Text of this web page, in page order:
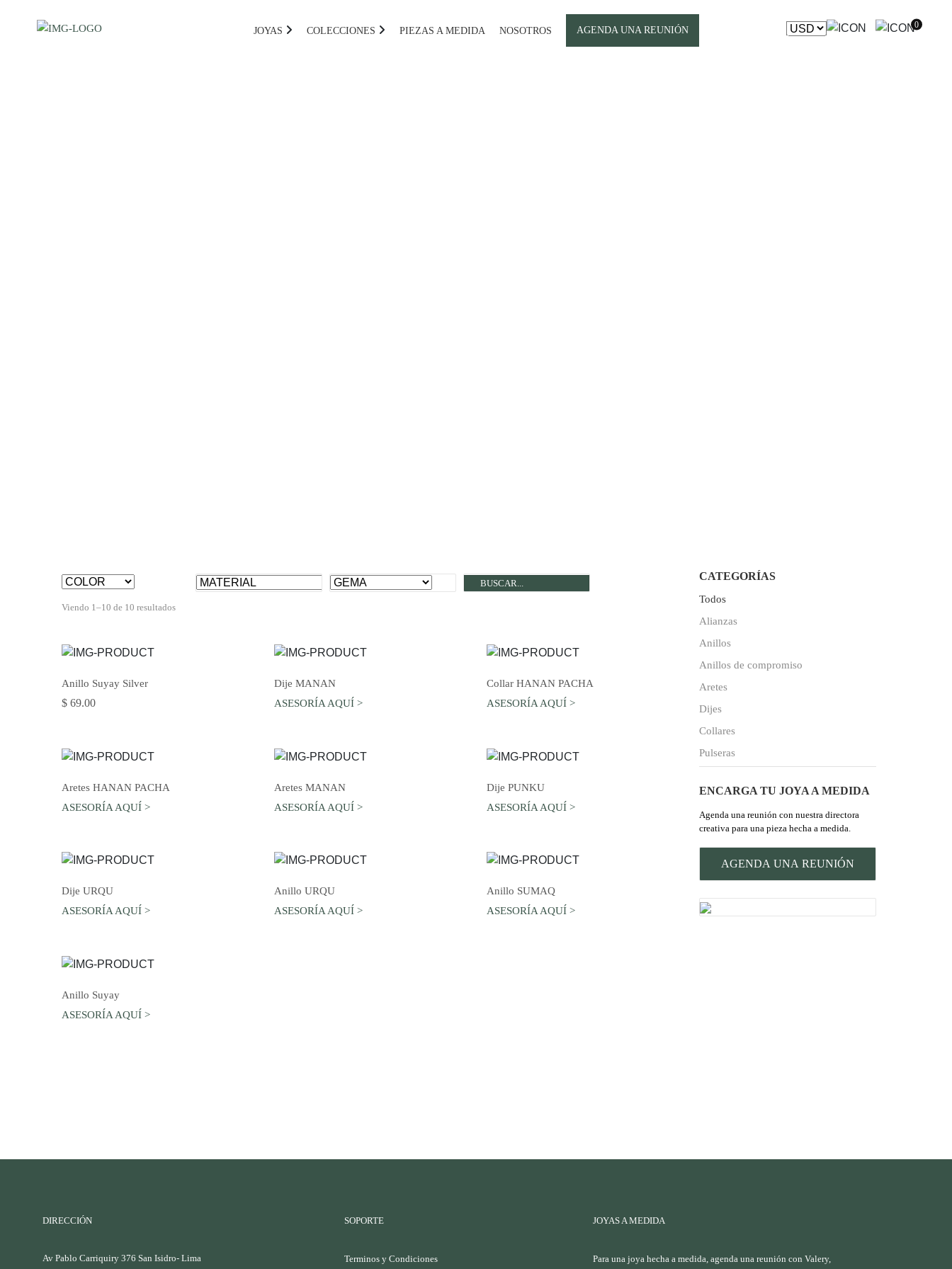
JOYAS COLECCIONES PIEZAS A MEDIDA NOSOTROS AGENDA UNA REUNIÓN
0
Viendo 1–10 de 10 resultados
AGREGAR AL CARRO
Anillo Suyay Silver
$ 69.00
AGREGAR AL CARRO
Dije MANAN
ASESORÍA AQUÍ >
AGREGAR AL CARRO
Collar HANAN PACHA
ASESORÍA AQUÍ >
AGREGAR AL CARRO
Aretes HANAN PACHA
ASESORÍA AQUÍ >
AGREGAR AL CARRO
Aretes MANAN
ASESORÍA AQUÍ >
AGREGAR AL CARRO
Dije PUNKU
ASESORÍA AQUÍ >
Dije URQU
ASESORÍA AQUÍ >
AGREGAR AL CARRO
Anillo URQU
ASESORÍA AQUÍ >
AGREGAR AL CARRO
Anillo SUMAQ
ASESORÍA AQUÍ >
Anillo Suyay
ASESORÍA AQUÍ >
CATEGORÍAS
Todos
Alianzas
Anillos
Anillos de compromiso
Aretes
Dijes
Collares
Pulseras
ENCARGA TU JOYA A MEDIDA
Agenda una reunión con nuestra directora
creativa para una pieza hecha a medida.
AGENDA UNA REUNIÓN
DIRECCIÓN
Av Pablo Carriquiry 376 San Isidro- Lima
SOPORTE
Terminos y Condiciones
JOYAS A MEDIDA
Para una joya hecha a medida, agenda una reunión con Valery,